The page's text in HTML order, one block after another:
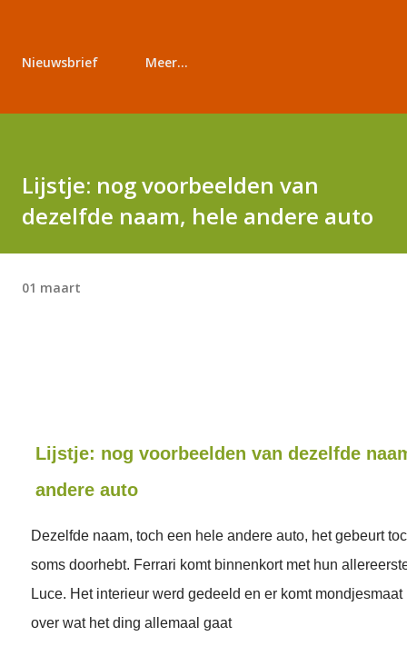
Nieuwsbrief Meer…
Lijstje: nog voorbeelden van
dezelfde naam, hele andere auto
01 maart
Lijstje: nog voorbeelden van dezelfde
andere auto
Dezelfde naam, toch een hele andere auto, het gebeurt
soms doorhebt. Ferrari komt binnenkort met hun
Luce. Het interieur werd gedeeld en er komt
over wat het ding allemaal gaat